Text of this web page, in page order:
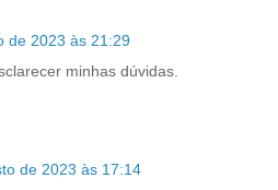
de 2023 às 21:29
minhas dúvidas.
de 2023 às 17:14